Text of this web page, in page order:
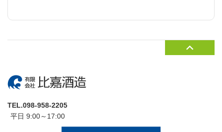
TEL.098-958-2205
平日 9:00～17:00